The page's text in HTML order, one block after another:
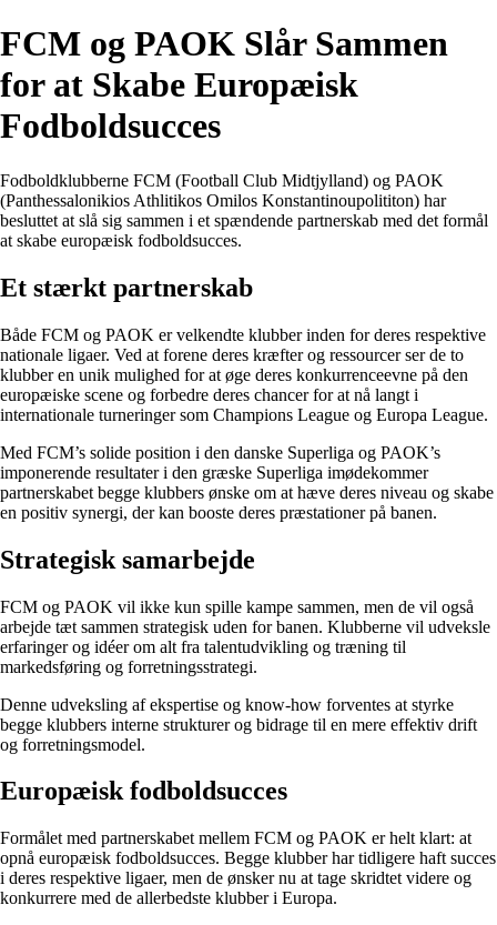
FCM og PAOK Slår Sammen
for at Skabe Europæisk
Fodboldsucces
Fodboldklubberne FCM (Football Club Midtjylland) og PAOK
(Panthessalonikios Athlitikos Omilos Konstantinoupolititon) har
besluttet at slå sig sammen i et spændende partnerskab med det formål
at skabe europæisk fodboldsucces.
Et stærkt partnerskab
Både FCM og PAOK er velkendte klubber inden for deres respektive
nationale ligaer. Ved at forene deres kræfter og ressourcer ser de to
klubber en unik mulighed for at øge deres konkurrenceevne på den
europæiske scene og forbedre deres chancer for at nå langt i
internationale turneringer som Champions League og Europa League.
Med FCM’s solide position i den danske Superliga og PAOK’s
imponerende resultater i den græske Superliga imødekommer
partnerskabet begge klubbers ønske om at hæve deres niveau og skabe
en positiv synergi, der kan booste deres præstationer på banen.
Strategisk samarbejde
FCM og PAOK vil ikke kun spille kampe sammen, men de vil også
arbejde tæt sammen strategisk uden for banen. Klubberne vil udveksle
erfaringer og idéer om alt fra talentudvikling og træning til
markedsføring og forretningsstrategi.
Denne udveksling af ekspertise og know-how forventes at styrke
begge klubbers interne strukturer og bidrage til en mere effektiv drift
og forretningsmodel.
Europæisk fodboldsucces
Formålet med partnerskabet mellem FCM og PAOK er helt klart: at
opnå europæisk fodboldsucces. Begge klubber har tidligere haft succes
i deres respektive ligaer, men de ønsker nu at tage skridtet videre og
konkurrere med de allerbedste klubber i Europa.